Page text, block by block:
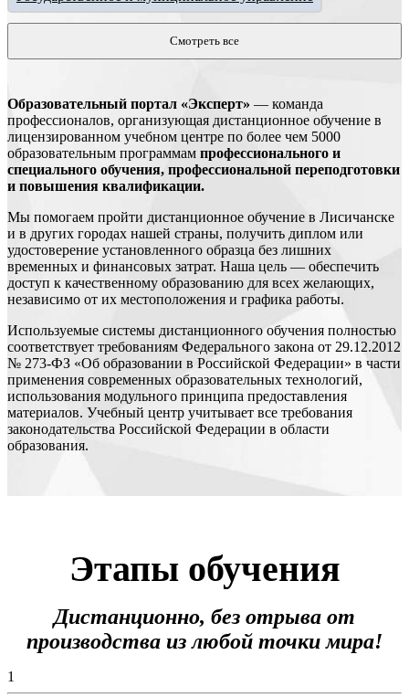
Смотреть все
Образовательный портал «Эксперт» — команда
профессионалов, организующая дистанционное обучение в
лицензированном учебном центре по более чем 5000
образовательным программам профессионального и
специального обучения, профессиональной переподготовки
и повышения квалификации.
Мы помогаем пройти дистанционное обучение в Лисичанске
и в других городах нашей страны, получить диплом или
удостоверение установленного образца без лишних
временных и финансовых затрат. Наша цель — обеспечить
доступ к качественному образованию для всех желающих,
независимо от их местоположения и графика работы.
Используемые системы дистанционного обучения полностью
соответствует требованиям Федерального закона от 29.12.2012
№ 273-ФЗ «Об образовании в Российской Федерации» в части
применения современных образовательных технологий,
использования модульного принципа предоставления
материалов. Учебный центр учитывает все требования
законодательства Российской Федерации в области
образования.
Этапы обучения
Дистанционно, без отрыва от
производства из любой точки мира!
1